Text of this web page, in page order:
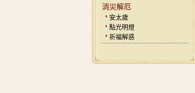
消災解厄
安太歲
點光明燈
祈福解惑